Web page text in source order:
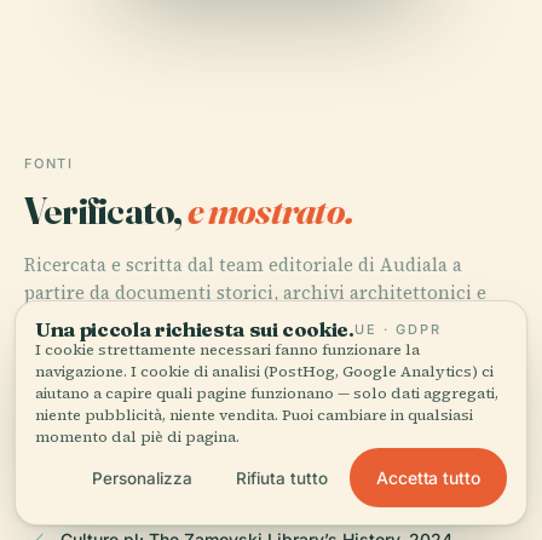
FONTI
Verificato,e mostrato.
Ricercata e scritta dal team editoriale di Audiala a
partire da documenti storici, archivi architettonici e
conoscenza del territorio.
Ultima revisione: August 2025
Atlas Obscura: The Blue Palace, 2024
Una piccola richiesta sui cookie.UE · GDPR
I cookie strettamente necessari fanno funzionare la
navigazione. I cookie di analisi (PostHog, Google Analytics) ci
aiutano a capire quali pagine funzionano — solo dati aggregati,
niente pubblicità, niente vendita. Puoi cambiare in qualsiasi
momento dal piè di pagina.
Personalizza Rifiuta tutto Accetta tutto